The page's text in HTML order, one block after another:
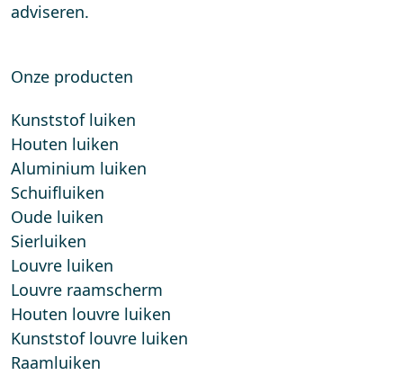
adviseren.
Onze producten
Kunststof luiken
Houten luiken
Aluminium luiken
Schuifluiken
Oude luiken
Sierluiken
Louvre luiken
Louvre raamscherm
Houten louvre luiken
Kunststof louvre luiken
Raamluiken